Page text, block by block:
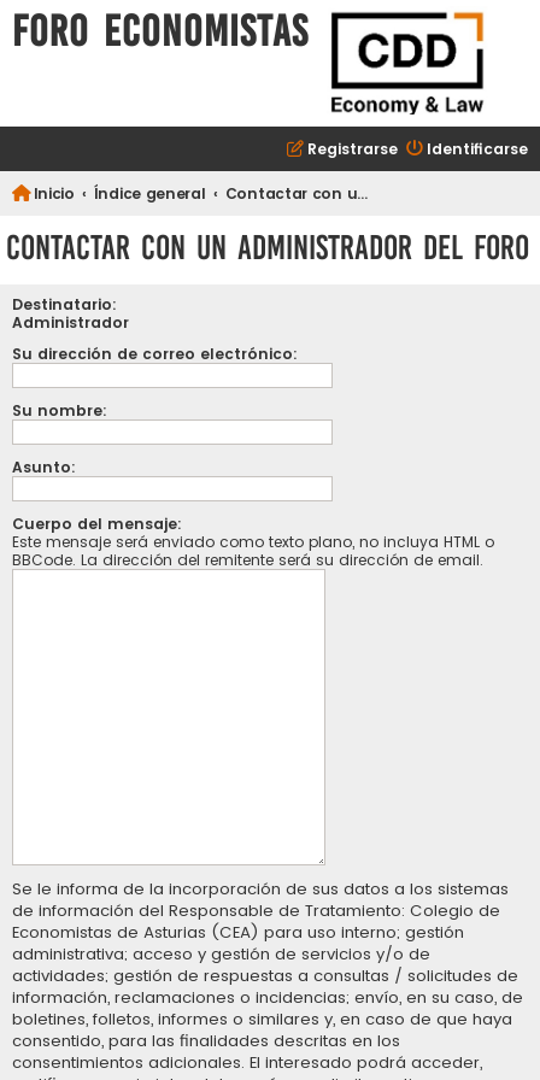
FORO ECONOMISTAS
Identificarse
Registrarse
Inicio Índice general Contactar con un Administrador del Foro
Contactar con un Administrador del Foro
Destinatario:
Administrador
Su dirección de correo electrónico:
Su nombre:
Asunto:
Cuerpo del mensaje:
Este mensaje será enviado como texto plano, no incluya HTML o
BBCode. La dirección del remitente será su dirección de email.
Se le informa de la incorporación de sus datos a los sistemas
de información del Responsable de Tratamiento: Colegio de
Economistas de Asturias (CEA) para uso interno; gestión
administrativa; acceso y gestión de servicios y/o de
actividades; gestión de respuestas a consultas / solicitudes de
información, reclamaciones o incidencias; envío, en su caso, de
boletines, folletos, informes o similares y, en caso de que haya
consentido, para las finalidades descritas en los
consentimientos adicionales. El interesado podrá acceder,